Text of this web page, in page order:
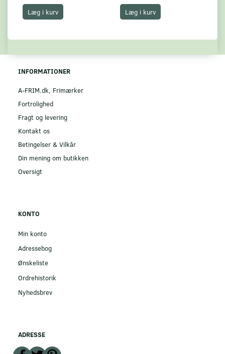
Læg i kurv Læg i kurv
INFORMATIONER
A-FRIM.dk, Frimærker
Fortrolighed
Fragt og levering
Kontakt os
Betingelser & Vilkår
Din mening om butikken
Oversigt
KONTO
Min konto
Adressebog
Ønskeliste
Ordrehistorik
Nyhedsbrev
ADRESSE